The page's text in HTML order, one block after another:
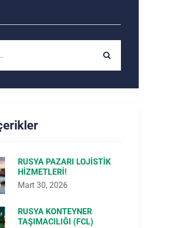
RUSYA PAZARI LOJISTIK
HIZMETLERI!
Mart 30, 2026
RUSYA KONTEYNER
TAŞIMACILIĞI (FCL)